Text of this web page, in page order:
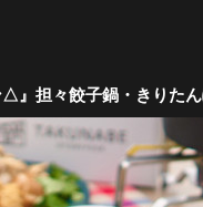
』担々餃子鍋・きりた